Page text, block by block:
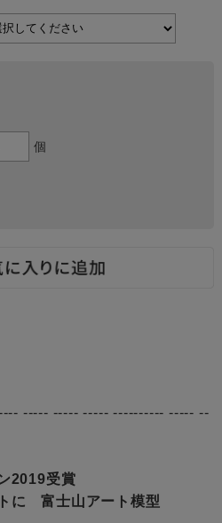
個
----- ----- ----- ---------- ----- --
2019受賞
に 富士山アート模型